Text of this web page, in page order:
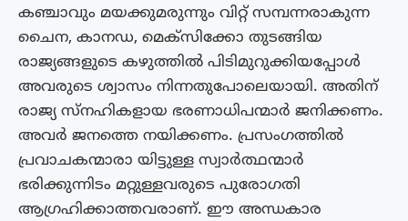
കഞ്ചാവും മയക്കുമരുന്നും വിറ്റ് സമ്പന്നരാകുന്ന
ചൈന, കാനഡ, മെക്സിക്കോ തുടങ്ങിയ
രാജ്യങ്ങളുടെ കഴുത്തിൽ പിടിമുറുക്കിയപ്പോൾ
അവരുടെ ശ്വാസം നിന്നതുപോലെയായി. അതിന്
രാജ്യ സ്‌നഹികളായ ഭരണാധിപന്മാർ ജനിക്കണം.
അവർ ജനത്തെ നയിക്കണം. പ്രസംഗത്തിൽ
പ്രവാചകന്മാരാ യിട്ടുള്ള സ്വാർത്ഥന്മാർ
ഭരിക്കുന്നിടം മറ്റുള്ളവരുടെ പുരോഗതി
ആഗ്രഹിക്കാത്തവരാണ്. ഈ അന്ധകാര